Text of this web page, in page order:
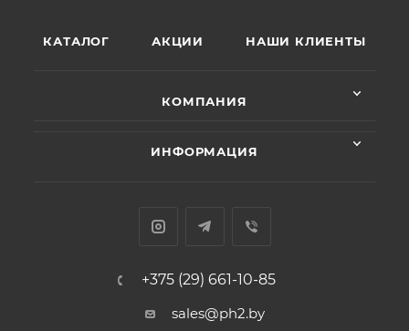
КАТАЛОГ АКЦИИ НАШИ КЛИЕНТЫ
КОМПАНИЯ
ИНФОРМАЦИЯ
+375 (29) 661-10-85
sales@ph2.by